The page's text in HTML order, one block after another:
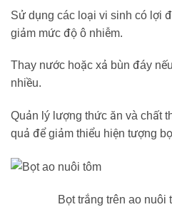
Sử dụng các loại vi sinh có lợi
giảm mức độ ô nhiễm.
Thay nước hoặc xả bùn đáy
nhiều.
Quản lý lượng thức ăn và chất
quả để giảm thiểu hiện tượng
Bọt trắng trên ao nuôi